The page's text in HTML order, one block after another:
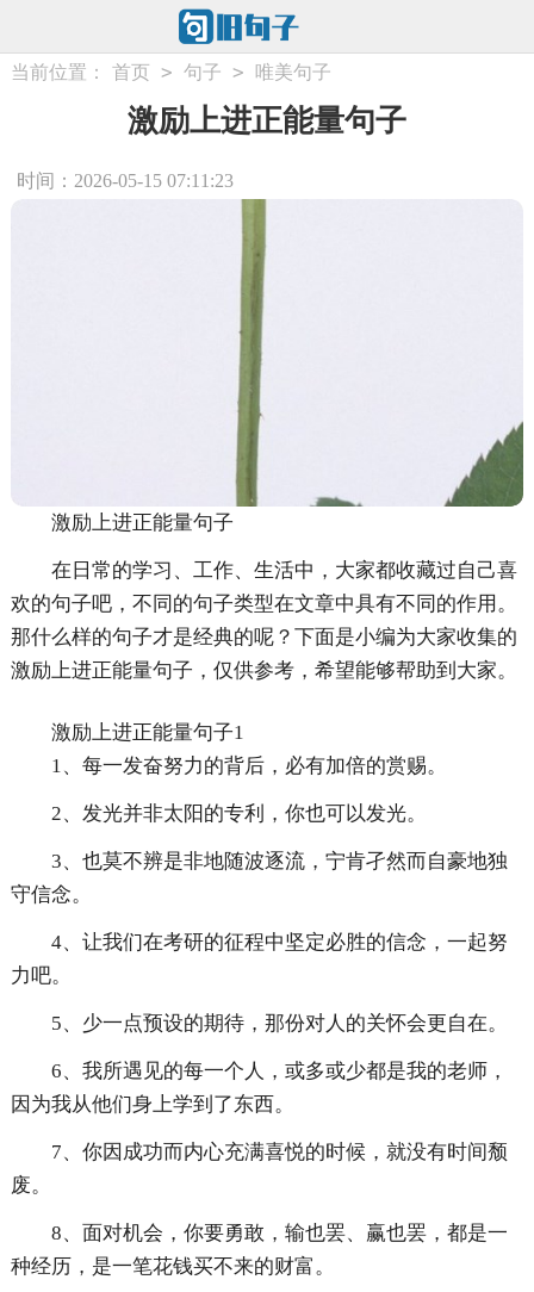
当前位置： 首页 > 句子 > 唯美句子
激励上进正能量句子
时间：2026-05-15 07:11:23
激励上进正能量句子
在日常的学习、工作、生活中，大家都收藏过自己喜
欢的句子吧，不同的句子类型在文章中具有不同的作用。
那什么样的句子才是经典的呢？下面是小编为大家收集的
激励上进正能量句子，仅供参考，希望能够帮助到大家。
激励上进正能量句子1
1、每一发奋努力的背后，必有加倍的赏赐。
2、发光并非太阳的专利，你也可以发光。
3、也莫不辨是非地随波逐流，宁肯孑然而自豪地独
守信念。
4、让我们在考研的征程中坚定必胜的信念，一起努
力吧。
5、少一点预设的期待，那份对人的关怀会更自在。
6、我所遇见的每一个人，或多或少都是我的老师，
因为我从他们身上学到了东西。
7、你因成功而内心充满喜悦的时候，就没有时间颓
废。
8、面对机会，你要勇敢，输也罢、赢也罢，都是一
种经历，是一笔花钱买不来的财富。